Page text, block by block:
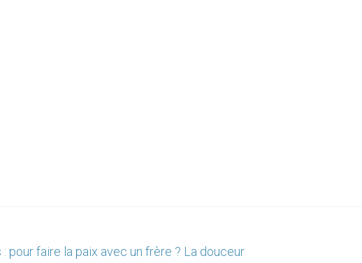
pour faire la paix avec un frère ? La douceur